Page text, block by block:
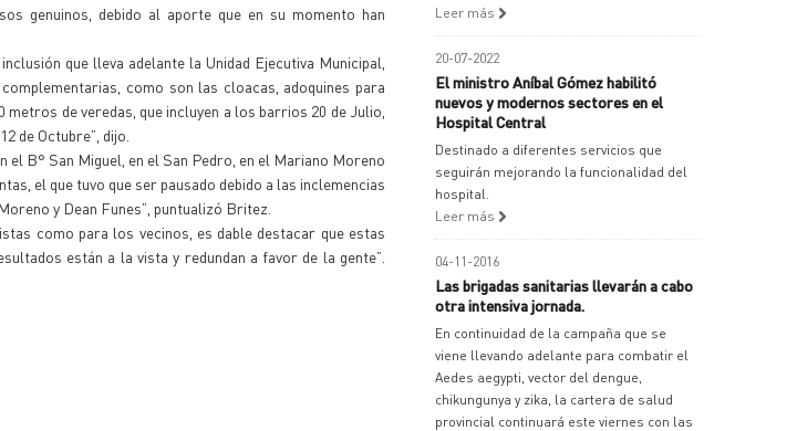
genuinos, debido al aporte que en su momento han
que lleva adelante la Unidad Ejecutiva Municipal,
como son las cloacas, adoquines para
de veredas, que incluyen a los barrios 20 de Julio,
de Octubre”, dijo.
B° San Miguel, en el San Pedro, en el Mariano Moreno
el que tuvo que ser pausado debido a las inclemencias
y Dean Funes”, puntualizó Britez.
como para los vecinos, es dable destacar que estas
están a la vista y redundan a favor de la gente”.
Leer más
20-07-2022
El ministro Aníbal Gómez habilitó
nuevos y modernos sectores en el
Hospital Central
Destinado a diferentes servicios que
seguirán mejorando la funcionalidad del
hospital.
Leer más
04-11-2016
Las brigadas sanitarias llevarán a cabo
otra intensiva jornada.
En continuidad de la campaña que se
viene llevando adelante para combatir el
Aedes aegypti, vector del dengue,
chikungunya y zika, la cartera de salud
provincial continuará este viernes con las